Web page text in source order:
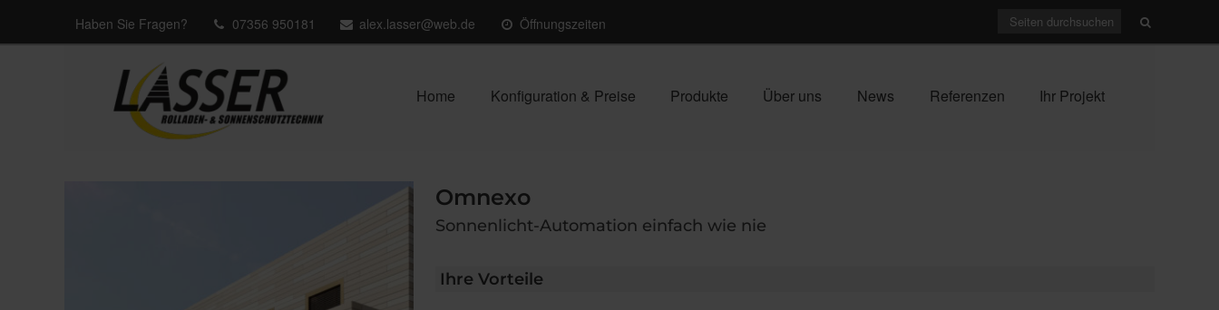
Haben Sie Fragen? 07356 950181 alex.lasser@web.de Öffnungszeiten
Home Konfiguration & Preise Produkte Über uns News Referenzen Ihr Projekt
Omnexo
Sonnenlicht-Automation einfach wie nie
Ihre Vorteile